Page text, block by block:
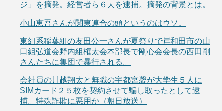
ジ」を摘発。経営者ら６人を逮捕。摘発の背景とは。
小山恵吾さんが関東連合の頭というのはウソ。
東組系稲葉組の友田公一さんが夏祭りで岸和田市の山
口組弘道会野内組権太会本部長で剛心会会長の西田剛
さんたちに集団で暴行される。
会社員の川越翔太と無職の宇都宮馨が大学生５人に
SIMカード２５枚を契約させて騙し取ったとして逮
捕。特殊詐欺に悪用か（朝日放送）